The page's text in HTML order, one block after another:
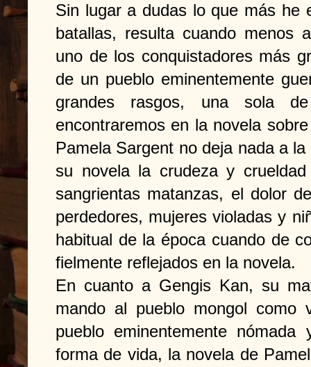
Sin lugar a dudas lo que más he
batallas, resulta cuando menos
uno de los conquistadores más
de un pueblo eminentemente
grandes rasgos, una sola
encontraremos en la novela
Pamela Sargent no deja nada a
su novela la crudeza y
sangrientas matanzas, el dolor
perdedores, mujeres violadas y
habitual de la época cuando de
fielmente reflejados en la novela.
En cuanto a Gengis Kan, su
mando al pueblo mongol
pueblo eminentemente
forma de vida, la novela de